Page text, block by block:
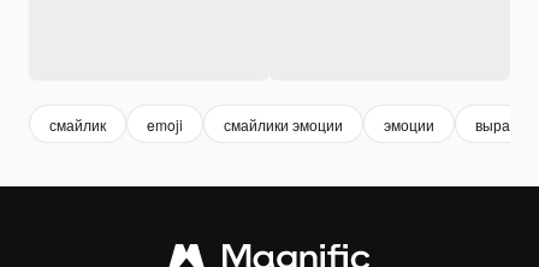
смайлик emoji смайлики эмоции эмоции